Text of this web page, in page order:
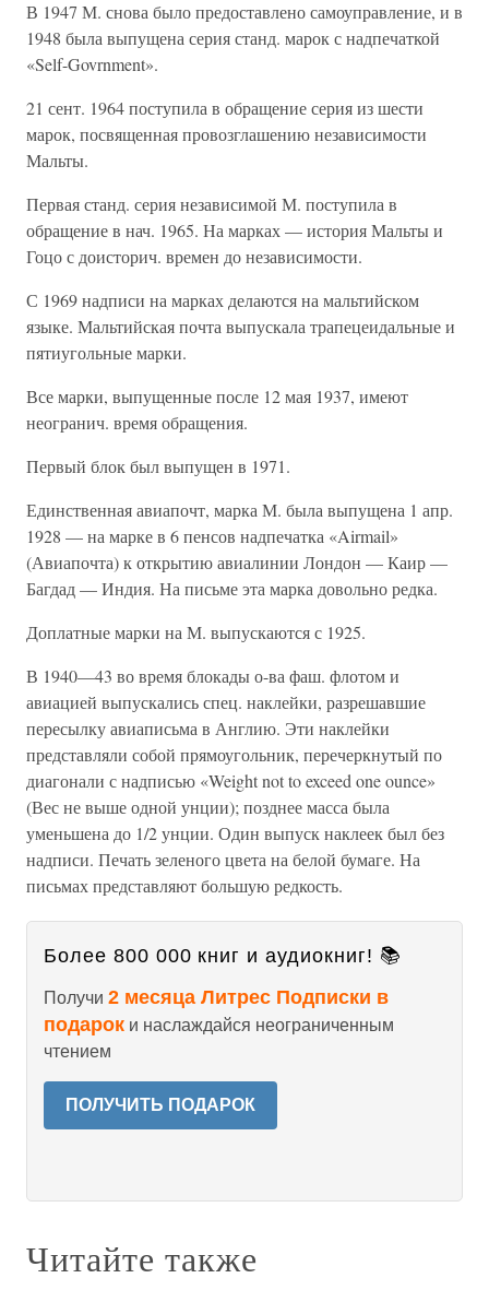
В 1947 М. снова было предоставлено самоуправление, и в
1948 была выпущена серия станд. марок с надпечаткой
«Self-Govrnment».
21 сент. 1964 поступила в обращение серия из шести
марок, посвященная провозглашению независимости
Мальты.
Первая станд. серия независимой М. поступила в
обращение в нач. 1965. На марках — история Мальты и
Гоцо с доисторич. времен до независимости.
С 1969 надписи на марках делаются на мальтийском
языке. Мальтийская почта выпускала трапецеидальные и
пятиугольные марки.
Все марки, выпущенные после 12 мая 1937, имеют
неогранич. время обращения.
Первый блок был выпущен в 1971.
Единственная авиапочт, марка М. была выпущена 1 апр.
1928 — на марке в 6 пенсов надпечатка «Airmail»
(Авиапочта) к открытию авиалинии Лондон — Каир —
Багдад — Индия. На письме эта марка довольно редка.
Доплатные марки на М. выпускаются с 1925.
В 1940—43 во время блокады о-ва фаш. флотом и
авиацией выпускались спец. наклейки, разрешавшие
пересылку авиаписьма в Англию. Эти наклейки
представляли собой прямоугольник, перечеркнутый по
диагонали с надписью «Weight not to exceed one ounce»
(Вес не выше одной унции); позднее масса была
уменьшена до 1/2 унции. Один выпуск наклеек был без
надписи. Печать зеленого цвета на белой бумаге. На
письмах представляют большую редкость.
Более 800 000 книг и аудиокниг! 📚
Получи 2 месяца Литрес Подписки в
подарок и наслаждайся неограниченным
чтением
ПОЛУЧИТЬ ПОДАРОК
Читайте также